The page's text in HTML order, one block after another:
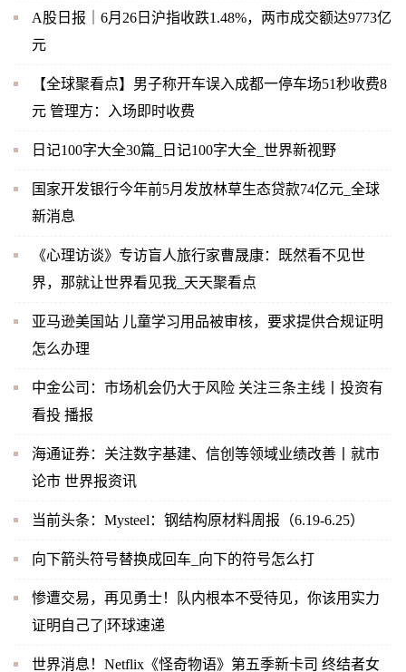
A股日报｜6月26日沪指收跌1.48%，两市成交额达9773亿
元
【全球聚看点】男子称开车误入成都一停车场51秒收费8
元 管理方：入场即时收费
日记100字大全30篇_日记100字大全_世界新视野
国家开发银行今年前5月发放林草生态贷款74亿元_全球
新消息
《心理访谈》专访盲人旅行家曹晟康：既然看不见世
界，那就让世界看见我_天天聚看点
亚马逊美国站 儿童学习用品被审核，要求提供合规证明
怎么办理
中金公司：市场机会仍大于风险 关注三条主线丨投资有
看投 播报
海通证券：关注数字基建、信创等领域业绩改善丨就市
论市 世界报资讯
当前头条：Mysteel：钢结构原材料周报（6.19-6.25）
向下箭头符号替换成回车_向下的符号怎么打
惨遭交易，再见勇士！队内根本不受待见，你该用实力
证明自己了|环球速递
世界消息！Netflix《怪奇物语》第五季新卡司 终结者女